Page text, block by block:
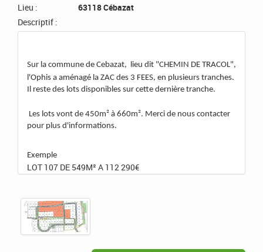
Lieu :
63118 Cébazat
Descriptif :
Sur la commune de Cebazat, lieu dit "CHEMIN DE TRACOL",
l'Ophis a aménagé la ZAC des 3 FEES, en plusieurs tranches.
Il reste des lots disponibles sur cette dernière tranche.
Les lots vont de 450m² à 660m². Merci de nous contacter
pour plus d'informations.
Exemple
LOT 107 DE 549M² A 112 290€